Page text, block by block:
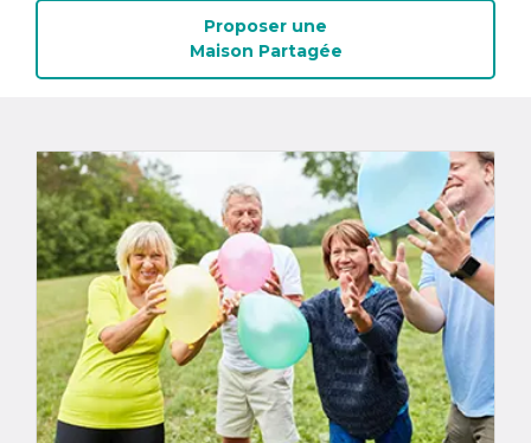
Proposer une
Maison Partagée